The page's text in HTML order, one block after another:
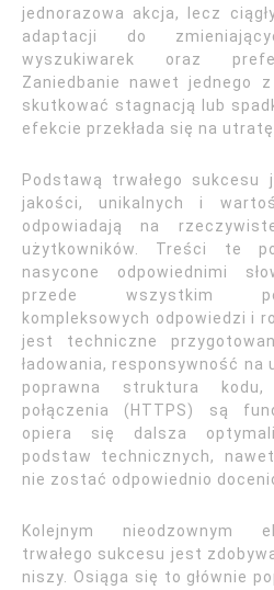
jednorazowa akcja, lecz
adaptacji do
wyszukiwarek oraz
Zaniedbanie nawet jednego
skutkować stagnacją lub
efekcie przekłada się na
Podstawą trwałego
jakości, unikalnych i
odpowiadają na
użytkowników. Treści te
nasycone odpowiednimi
przede wszystkim
kompleksowych odpowiedzi i
jest techniczne
ładowania, responsywność na
poprawna struktura
połączenia (HTTPS) są
opiera się dalsza
podstaw technicznych,
nie zostać odpowiednio
Kolejnym nieodzownym
trwałego sukcesu jest
niszy. Osiąga się to głównie